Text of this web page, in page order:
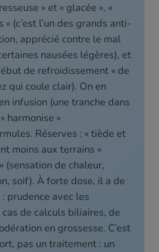
» et « glacée », «
(c’est l’un des grands anti-
apprécié contre le mal
nausées légères), et
de refroidissement « de
qui coule clair). On en
infusion (une tranche dans
harmonise »
Réserves : « tiède et
moins aux terrains «
(sensation de chaleur,
soif). À forte dose, il a de
prudence avec les
de calculs biliaires, de
en grossesse. C’est
pas un traitement : un